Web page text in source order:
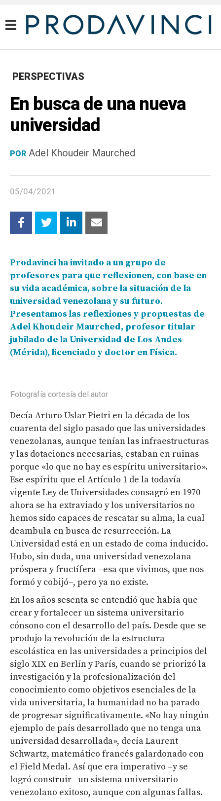
PERSPECTIVAS
En busca de una nueva
universidad
POR Adel Khoudeir Maurched
05/04/2021
Prodavinci ha invitado a un grupo de
profesores para que reflexionen, con base en
su vida académica, sobre la situación de la
universidad venezolana y su futuro.
Presentamos las reflexiones y propuestas de
Adel Khoudeir Maurched, profesor titular
jubilado de la Universidad de Los Andes
(Mérida), licenciado y doctor en Física.
Fotografía cortesía del autor
Decía Arturo Uslar Pietri en la década de los
cuarenta del siglo pasado que las universidades
venezolanas, aunque tenían las infraestructuras
y las dotaciones necesarias, estaban en ruinas
porque «lo que no hay es espíritu universitario».
Ese espíritu que el Artículo 1 de la todavía
vigente Ley de Universidades consagró en 1970
ahora se ha extraviado y los universitarios no
hemos sido capaces de rescatar su alma, la cual
deambula en busca de resurrección. La
Universidad está en un estado de coma inducido.
Hubo, sin duda, una universidad venezolana
próspera y fructífera –esa que vivimos, que nos
formó y cobijó–, pero ya no existe.
En los años sesenta se entendió que había que
crear y fortalecer un sistema universitario
cónsono con el desarrollo del país. Desde que se
produjo la revolución de la estructura
escolástica en las universidades a principios del
siglo XIX en Berlín y París, cuando se priorizó la
investigación y la profesionalización del
conocimiento como objetivos esenciales de la
vida universitaria, la humanidad no ha parado
de progresar significativamente. «No hay ningún
ejemplo de país desarrollado que no tenga una
universidad desarrollada», decía Laurent
Schwartz, matemático francés galardonado con
el Field Medal. Así que era imperativo –y se
logró construir– un sistema universitario
venezolano exitoso, aunque con algunas fallas.